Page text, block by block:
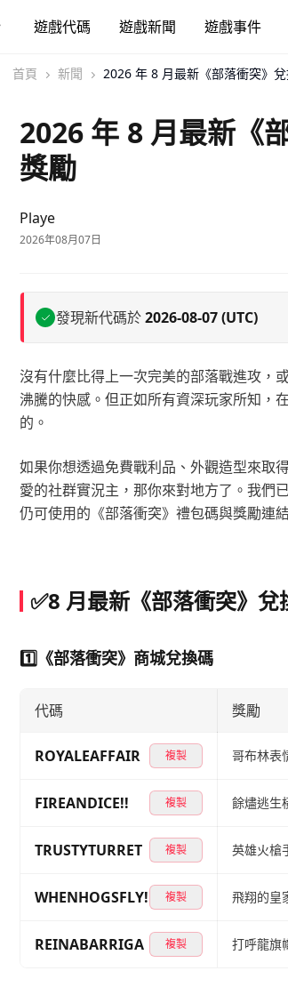
遊戲代碼 遊戲新聞 遊戲事件
首頁 新聞 2026 年 8 月最新《部落衝突》
2026 年 8 月最新《
獎勵
Playe
2026年08月07日
發現新代碼於2026-08-07 (UTC)
沒有什麼比得上一次完美的部落戰進攻，
沸騰的快感。但正如所有資深玩家所知，
的。
如果你想透過免費戰利品、外觀造型來取
愛的社群實況主，那你來對地方了。我們
仍可使用的《部落衝突》禮包碼與獎勵連
✅8 月最新《部落衝突》兌
1️⃣《部落衝突》商城兌換碼
代碼 獎勵
ROYALEAFFAIR 複製 哥布林表
FIREANDICE!! 複製 餘燼逃生
TRUSTYTURRET 複製 英雄火槍
WHENHOGSFLY! 複製 飛翔的皇
REINABARRIGA 複製 打呼龍旗